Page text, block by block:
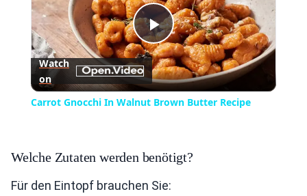
Play
Video
Watch
on
Carrot Gnocchi In Walnut Brown Butter Recipe
Welche Zutaten werden benötigt?
Für den Eintopf brauchen Sie: